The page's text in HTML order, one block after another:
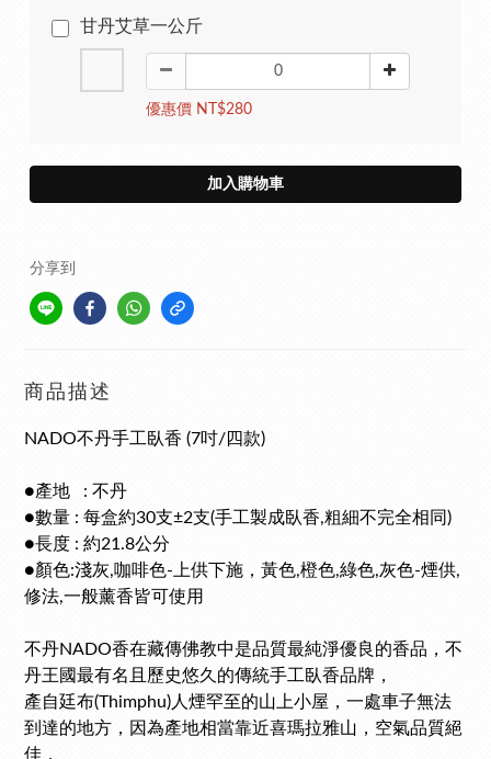
甘丹艾草一公斤
優惠價 NT$280
加入購物車
分享到
商品描述
NADO不丹手工臥香 (7吋/四款)
●產地
: 不丹
●數量 : 每盒約30支±2支(手工製成臥香,粗細不完全相同)
●長度 : 約21.8公分
●顏色:淺灰,咖啡色-上供下施，黃色,橙色,綠色,灰色-煙供,
修法,一般薰香皆可使用
不丹NADO香在藏傳佛教中是品質最純淨優良的香品，不
丹王國最有名且歷史悠久的傳統手工臥香品牌，
產自廷布(Thimphu)人煙罕至的山上小屋，一處車子無法
到達的地方，因為產地相當靠近喜瑪拉雅山，空氣品質絕
佳，